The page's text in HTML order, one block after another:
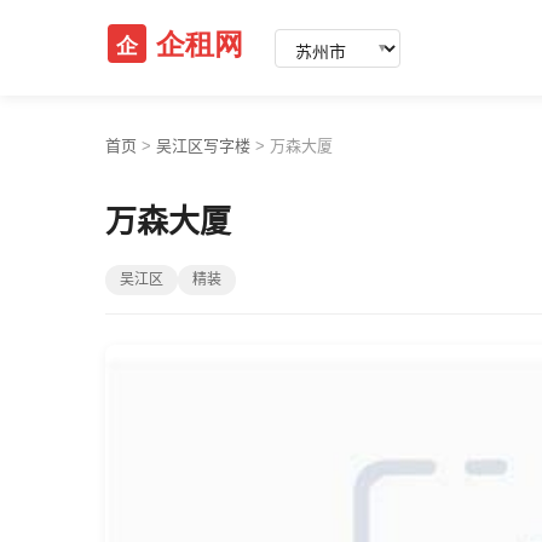
▼
首页 > 吴江区写字楼 > 万森大厦
万森大厦
吴江区 精装